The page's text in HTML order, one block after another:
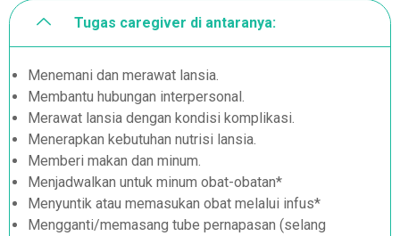
Tugas caregiver di antaranya:
Menemani dan merawat lansia.
Membantu hubungan interpersonal.
Merawat lansia dengan kondisi komplikasi.
Menerapkan kebutuhan nutrisi lansia.
Memberi makan dan minum.
Menjadwalkan untuk minum obat-obatan*
Menyuntik atau memasukan obat melalui infus*
Mengganti/memasang tube pernapasan (selang